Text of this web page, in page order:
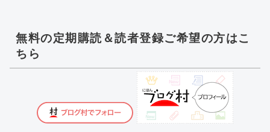
無料の定期購読＆読者登録ご希望の方はこ
ちら